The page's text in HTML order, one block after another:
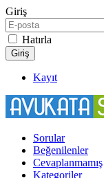
Giriş
Hatırla
Kayıt
Sorular
Beğenilenler
Cevaplanmamış
Kategoriler